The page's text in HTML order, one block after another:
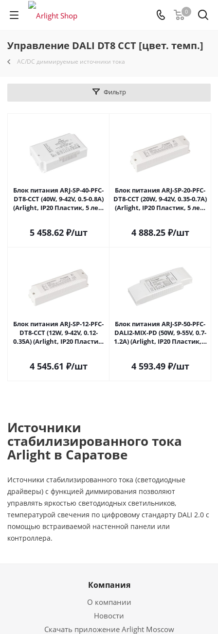
0
Управление DALI DT8 CCT [цвет. темп.]
AC/DC диммируемые источники тока
Фильтр
Блок питания ARJ-SP-40-PFC-
DT8-ССT (40W, 9-42V, 0.5-0.8А)
(Arlight, IP20 Пластик, 5 лет)
5 458.62₽/шт
Блок питания ARJ-SP-20-PFC-
DT8-ССT (20W, 9-42V, 0.35-0.7А)
(Arlight, IP20 Пластик, 5 лет)
4 888.25₽/шт
Блок питания ARJ-SP-12-PFC-
DT8-ССT (12W, 9-42V, 0.12-
0.35А) (Arlight, IP20 Пластик,
4 545.61 ₽/шт
Блок питания ARJ-SP-50-PFC-
DALI2-MIX-PD (50W, 9-55V, 0.7-
1.2А) (Arlight, IP20 Пластик, 5
4 593.49₽/шт
Источники
стабилизированного тока
Arlight в Саратове
Источники стабилизированного тока (светодиодные
драйверы) с функцией диммирования позволяют
управлять яркостью светодиодных светильников,
температурой свечения по цифровому стандарту DALI 2.0 с
помощью встраиваемой настенной панели или
контроллера.
Компания
О компании
Новости
Скачать приложение Arlight Moscow